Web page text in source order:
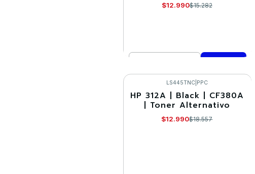
$12.990$15.282
Comprar ahora
-30%
LS445TNC| PPC
HP 312A | Black | CF380A
| Toner Alternativo
$12.990$18.557